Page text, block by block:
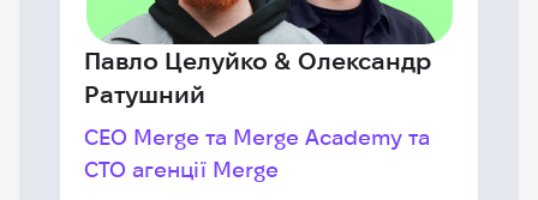
Павло Целуйко & Олександр
Ратушний
СЕО Merge та Merge Academy та
СТО агенції Merge